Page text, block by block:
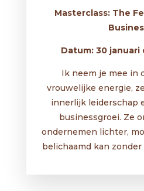
Masterclass: The
Datum: 30 januari
Ik neem je mee in
vrouwelijke energie,
innerlijk leiderschap
businessgroei. Ze
ondernemen lichter,
belichaamd kan